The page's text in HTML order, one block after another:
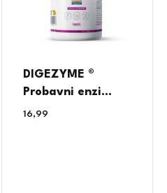
DIGEZYME ®
Probavni enzi...
16,99